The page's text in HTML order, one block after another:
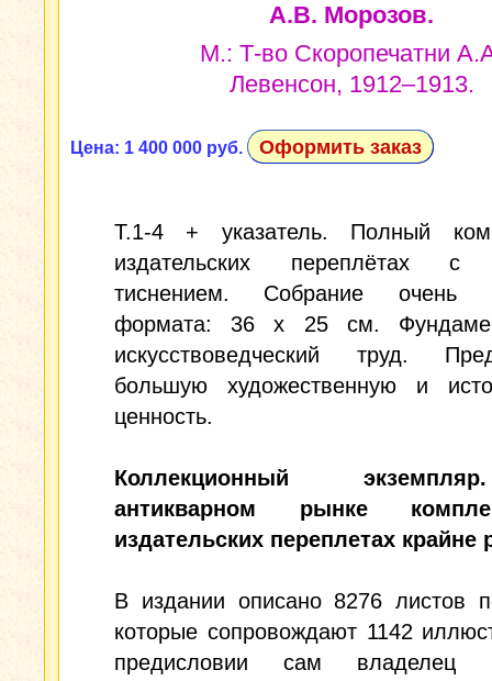
А.В. Морозов.
М.: Т-во Скоропечатни
Левенсон, 1912–1913.
Цена: 1 400 000 руб. Оформить заказ
Т.1-4 + указатель. Полный
издательских переплётах с
тиснением. Собрание очень
формата: 36 х 25 см.
искусствоведческий труд.
большую художественную и
ценность.
Коллекционный
антикварном рынке
издательских переплетах крайне
В издании описано 8276 листов
которые сопровождают 1142
предисловии сам владелец